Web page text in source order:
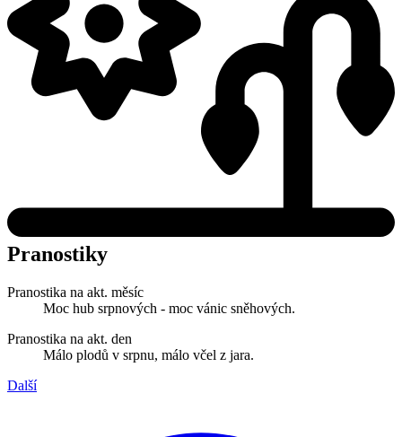
Pranostiky
Pranostika na akt. měsíc
Moc hub srpnových - moc vánic sněhových.
Pranostika na akt. den
Málo plodů v srpnu, málo včel z jara.
Další